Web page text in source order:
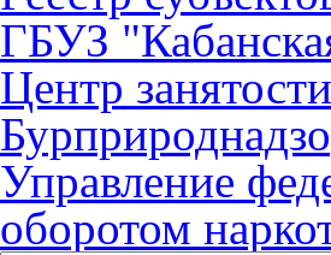
ГБУЗ
Центр
Управление
оборотом